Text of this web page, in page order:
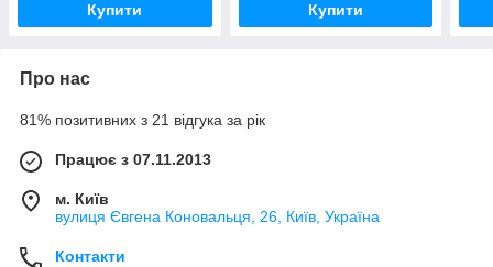
Купити Купити
Про нас
81% позитивних з 21 відгука за рік
Працює з 07.11.2013
м. Київ
вулиця Євгена Коновальця, 26, Київ, Україна
Контакти